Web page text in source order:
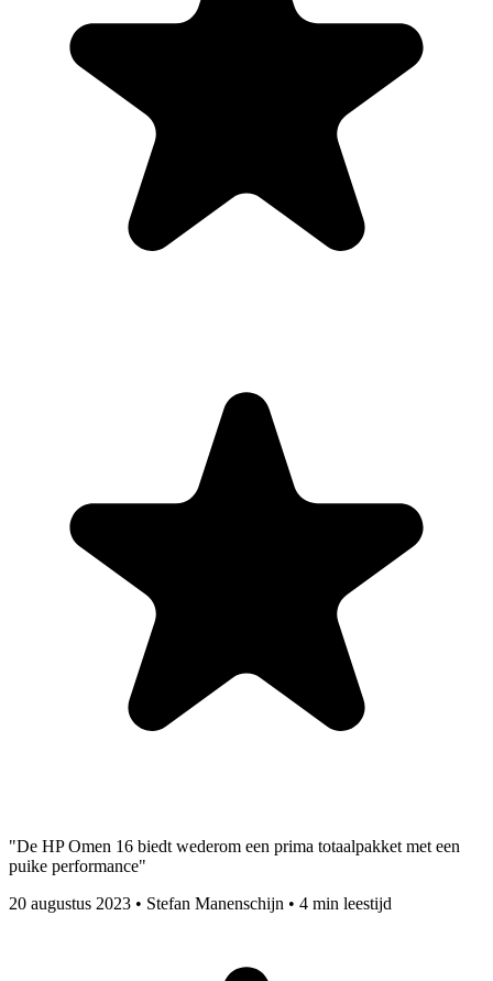
"De HP Omen 16 biedt wederom een prima totaalpakket met een
puike performance"
20 augustus 2023 • Stefan Manenschijn • 4 min leestijd